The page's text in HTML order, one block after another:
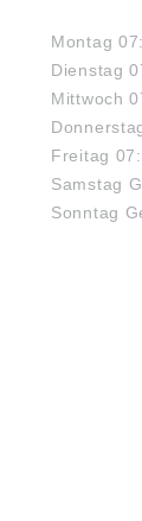
Montag
Dienstag
Mittwoch
Freitag
Samstag
Sonntag